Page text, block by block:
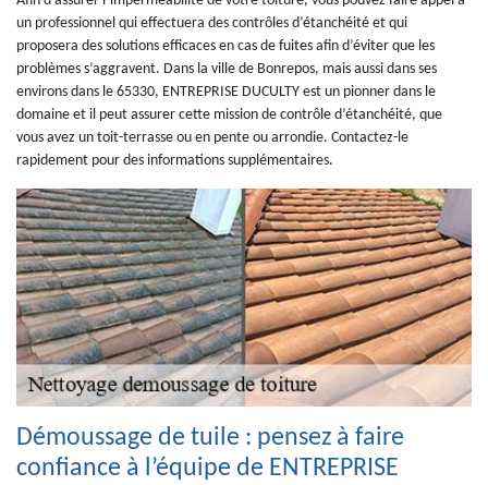
un professionnel qui effectuera des contrôles d’étanchéité et qui
proposera des solutions efficaces en cas de fuites afin d’éviter que les
problèmes s’aggravent. Dans la ville de Bonrepos, mais aussi dans ses
environs dans le 65330, ENTREPRISE DUCULTY est un pionner dans le
domaine et il peut assurer cette mission de contrôle d’étanchéité, que
vous avez un toit-terrasse ou en pente ou arrondie. Contactez-le
rapidement pour des informations supplémentaires.
Démoussage de tuile : pensez à faire
confiance à l’équipe de ENTREPRISE